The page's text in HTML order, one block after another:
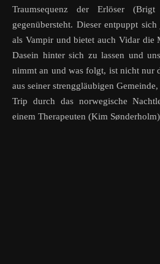
Traumsequenz der Erlöser (Brigt
gegenübersteht. Dieser entpuppt
als Vampir und bietet auch Vidar die
Dasein hinter sich zu lassen und
nimmt an und was folgt, ist nicht nur
aus seiner strenggläubigen
Trip durch das norwegische
einem Therapeuten (Kim